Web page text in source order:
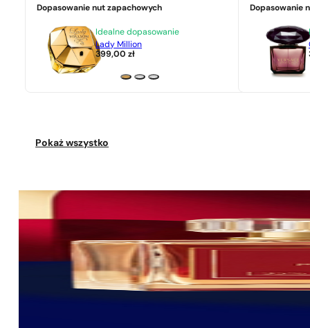
Dopasowanie nut zapachowych
Idealne dopasowanie
Lady Million
399,00zł
Dopasowanie
Pokaż wszystko